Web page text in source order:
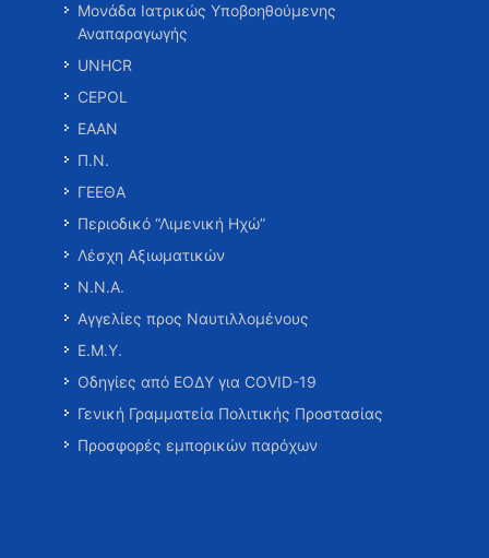
Μονάδα Ιατρικώς Υποβοηθούμενης
Αναπαραγωγής
UNHCR
CEPOL
ΕΑΑΝ
Π.Ν.
ΓΕΕΘΑ
Περιοδικό “Λιμενική Ηχώ”
Λέσχη Αξιωματικών
Ν.Ν.Α.
Αγγελίες προς Ναυτιλλομένους
Ε.Μ.Υ.
Οδηγίες από ΕΟΔΥ για COVID-19
Γενική Γραμματεία Πολιτικής Προστασίας
Προσφορές εμπορικών παρόχων